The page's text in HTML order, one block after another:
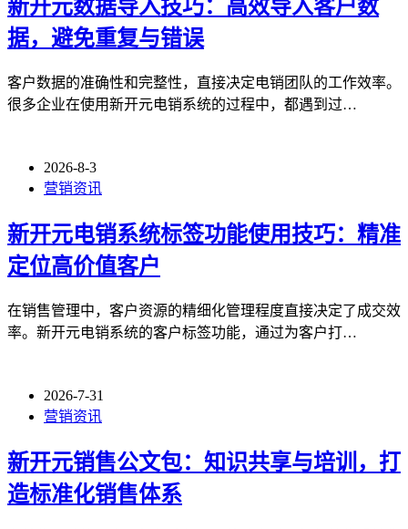
新开元数据导入技巧：高效导入客户数
据，避免重复与错误
客户数据的准确性和完整性，直接决定电销团队的工作效率。
很多企业在使用新开元电销系统的过程中，都遇到过…
2026-8-3
营销资讯
新开元电销系统标签功能使用技巧：精准
定位高价值客户
在销售管理中，客户资源的精细化管理程度直接决定了成交效
率。新开元电销系统的客户标签功能，通过为客户打…
2026-7-31
营销资讯
新开元销售公文包：知识共享与培训，打
造标准化销售体系